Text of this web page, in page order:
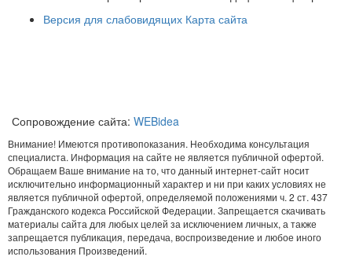
Версия для слабовидящих Карта сайта
Сопровождение сайта: WEBidea
Внимание! Имеются противопоказания. Необходима консультация
специалиста. Информация на сайте не является публичной офертой.
Обращаем Ваше внимание на то, что данный интернет-сайт носит
исключительно информационный характер и ни при каких условиях не
является публичной офертой, определяемой положениями ч. 2 ст. 437
Гражданского кодекса Российской Федерации. Запрещается скачивать
материалы сайта для любых целей за исключением личных, а также
запрещается публикация, передача, воспроизведение и любое иного
использования Произведений.